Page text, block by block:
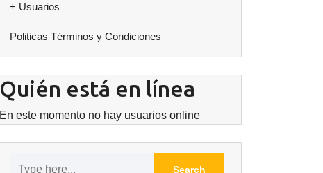
+ Usuarios
Politicas Términos y Condiciones
Quién está en línea
En este momento no hay usuarios online